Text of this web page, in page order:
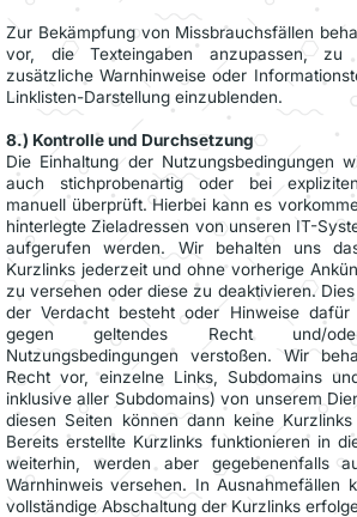
Zur Bekämpfung von Missbrauchsfällen
vor, die Texteingaben anzupassen, zu
zusätzliche Warnhinweise oder
Linklisten-Darstellung einzublenden.
8.) Kontrolle und Durchsetzung
Die Einhaltung der Nutzungsbedingungen
auch stichprobenartig oder bei
manuell überprüft. Hierbei kann es
hinterlegte Zieladressen von unseren IT-
aufgerufen werden. Wir behalten uns
Kurzlinks jederzeit und ohne vorherige
zu versehen oder diese zu deaktivieren.
der Verdacht besteht oder Hinweise
gegen geltendes Recht und/
Nutzungsbedingungen verstoßen. Wir
Recht vor, einzelne Links, Subdomains
inklusive aller Subdomains) von unserem
diesen Seiten können dann keine
Bereits erstellte Kurzlinks funktionieren in
weiterhin, werden aber gegebenenfalls
Warnhinweis versehen. In Ausnahmefällen
vollständige Abschaltung der Kurzlinks